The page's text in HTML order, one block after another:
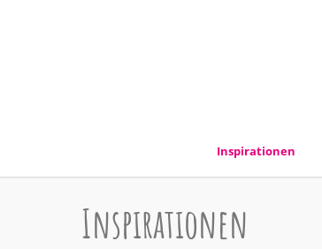
Inspirationen
Inspirationen